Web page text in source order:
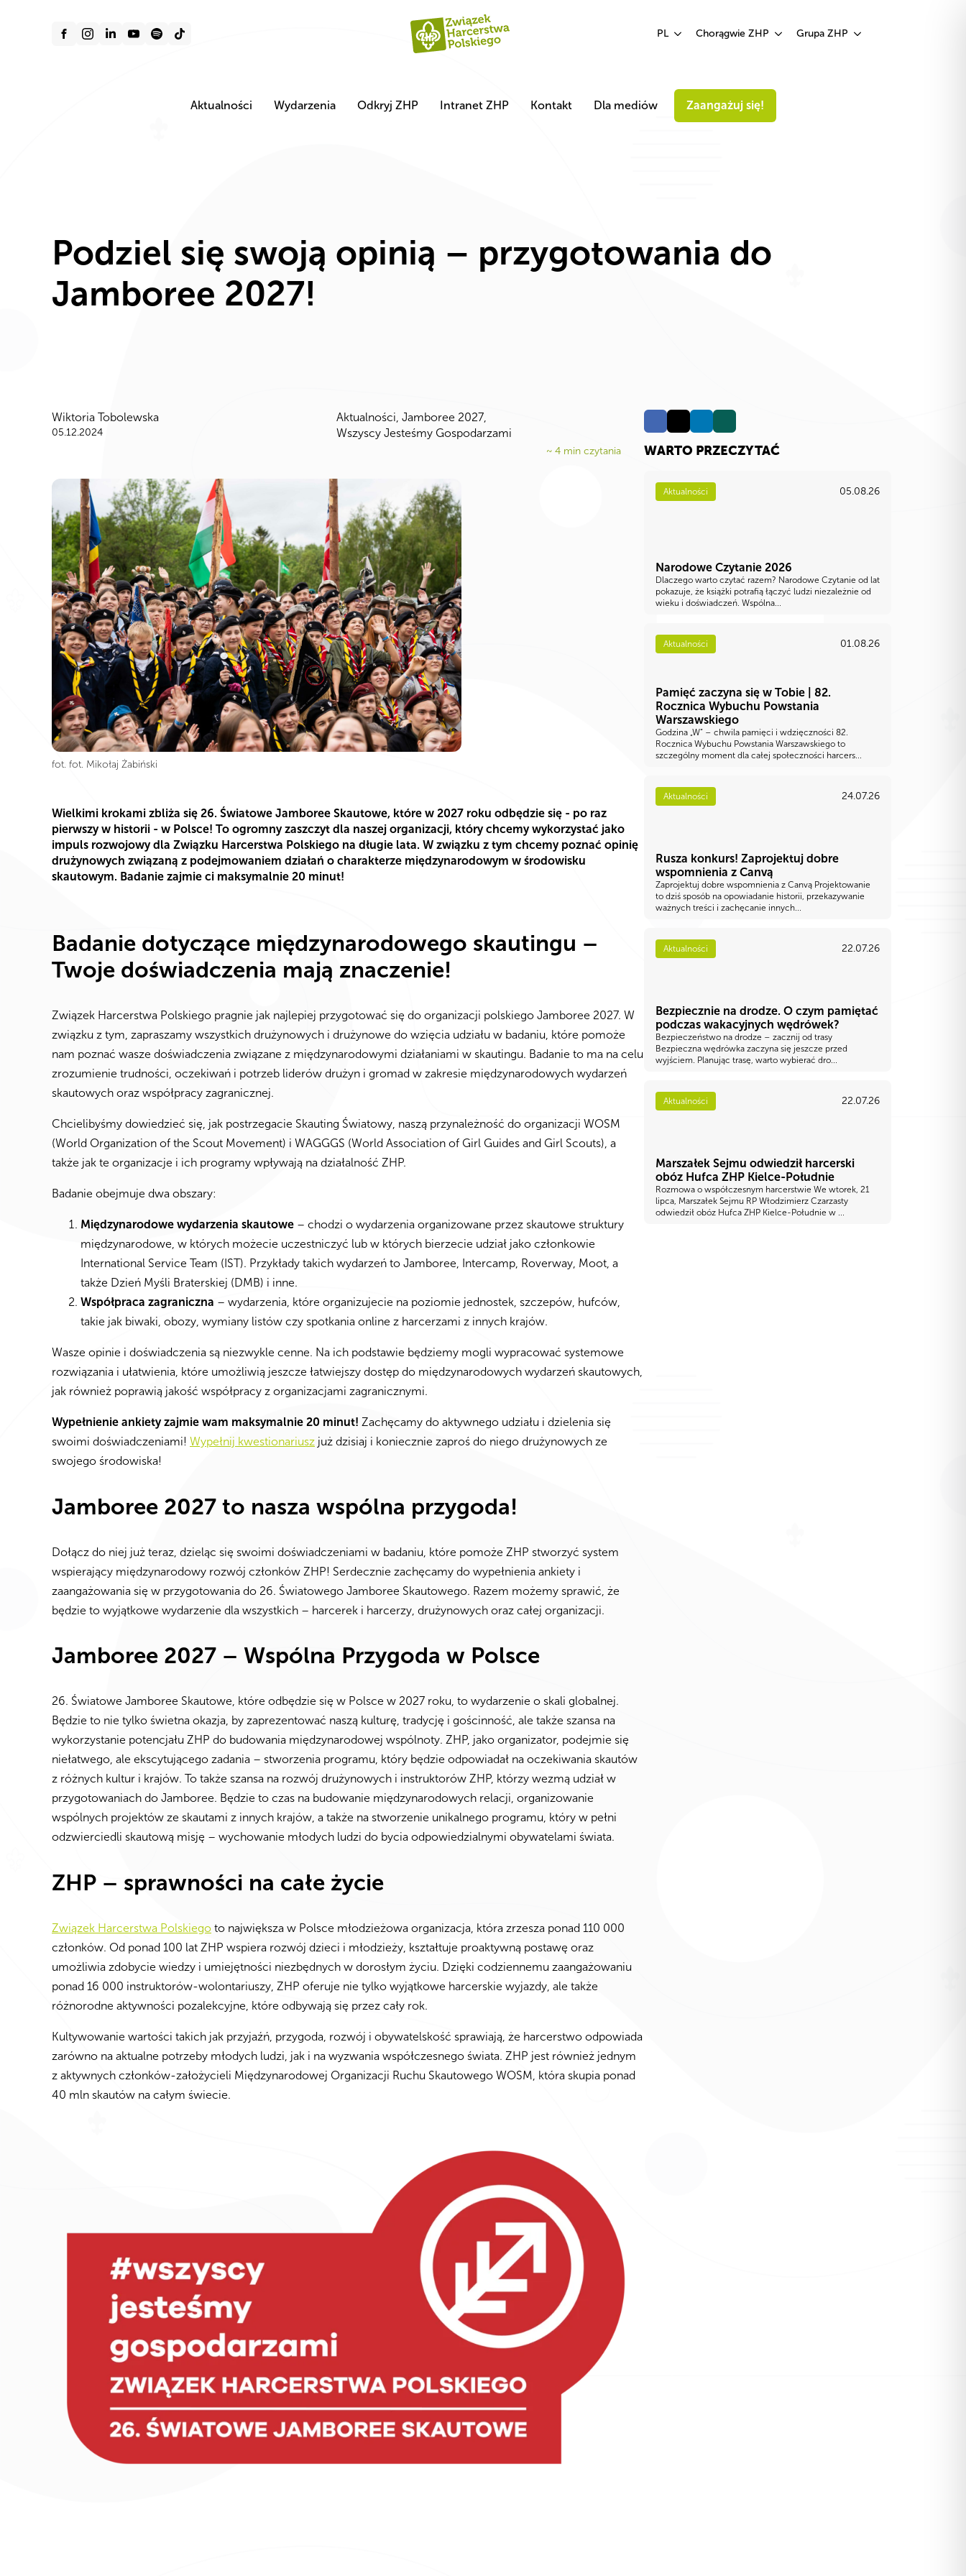
PL Chorągwie ZHP Grupa ZHP
Aktualności Wydarzenia Odkryj ZHP Intranet ZHP Kontakt Dla mediów Zaangażuj się!
Podziel się swoją opinią – przygotowania do
Jamboree 2027!
Wiktoria Tobolewska
05.12.2024
Aktualności, Jamboree 2027,
Wszyscy Jesteśmy Gospodarzami
~ 4 min czytania
fot. fot. Mikołaj Żabiński
Wielkimi krokami zbliża się 26. Światowe Jamboree Skautowe, które w 2027 roku odbędzie się - po raz
pierwszy w historii - w Polsce! To ogromny zaszczyt dla naszej organizacji, który chcemy wykorzystać jako
impuls rozwojowy dla Związku Harcerstwa Polskiego na długie lata. W związku z tym chcemy poznać opinię
drużynowych związaną z podejmowaniem działań o charakterze międzynarodowym w środowisku
skautowym. Badanie zajmie ci maksymalnie 20 minut!
Badanie dotyczące międzynarodowego skautingu –
Twoje doświadczenia mają znaczenie!
Związek Harcerstwa Polskiego pragnie jak najlepiej przygotować się do organizacji polskiego Jamboree 2027. W
związku z tym, zapraszamy wszystkich drużynowych i drużynowe do wzięcia udziału w badaniu, które pomoże
nam poznać wasze doświadczenia związane z międzynarodowymi działaniami w skautingu. Badanie to ma na celu
zrozumienie trudności, oczekiwań i potrzeb liderów drużyn i gromad w zakresie międzynarodowych wydarzeń
skautowych oraz współpracy zagranicznej.
Chcielibyśmy dowiedzieć się, jak postrzegacie Skauting Światowy, naszą przynależność do organizacji WOSM
(World Organization of the Scout Movement) i WAGGGS (World Association of Girl Guides and Girl Scouts), a
także jak te organizacje i ich programy wpływają na działalność ZHP.
Badanie obejmuje dwa obszary:
Międzynarodowe wydarzenia skautowe – chodzi o wydarzenia organizowane przez skautowe struktury
międzynarodowe, w których możecie uczestniczyć lub w których bierzecie udział jako członkowie
International Service Team (IST). Przykłady takich wydarzeń to Jamboree, Intercamp, Roverway, Moot, a
także Dzień Myśli Braterskiej (DMB) i inne.
Współpraca zagraniczna – wydarzenia, które organizujecie na poziomie jednostek, szczepów, hufców,
takie jak biwaki, obozy, wymiany listów czy spotkania online z harcerzami z innych krajów.
Wasze opinie i doświadczenia są niezwykle cenne. Na ich podstawie będziemy mogli wypracować systemowe
rozwiązania i ułatwienia, które umożliwią jeszcze łatwiejszy dostęp do międzynarodowych wydarzeń skautowych,
jak również poprawią jakość współpracy z organizacjami zagranicznymi.
Wypełnienie ankiety zajmie wam maksymalnie 20 minut! Zachęcamy do aktywnego udziału i dzielenia się
swoimi doświadczeniami! Wypełnij kwestionariusz już dzisiaj i koniecznie zaproś do niego drużynowych ze
swojego środowiska!
Jamboree 2027 to nasza wspólna przygoda!
Dołącz do niej już teraz, dzieląc się swoimi doświadczeniami w badaniu, które pomoże ZHP stworzyć system
wspierający międzynarodowy rozwój członków ZHP! Serdecznie zachęcamy do wypełnienia ankiety i
zaangażowania się w przygotowania do 26. Światowego Jamboree Skautowego. Razem możemy sprawić, że
będzie to wyjątkowe wydarzenie dla wszystkich – harcerek i harcerzy, drużynowych oraz całej organizacji.
Jamboree 2027 – Wspólna Przygoda w Polsce
26. Światowe Jamboree Skautowe, które odbędzie się w Polsce w 2027 roku, to wydarzenie o skali globalnej.
Będzie to nie tylko świetna okazja, by zaprezentować naszą kulturę, tradycję i gościnność, ale także szansa na
wykorzystanie potencjału ZHP do budowania międzynarodowej wspólnoty. ZHP, jako organizator, podejmie się
niełatwego, ale ekscytującego zadania – stworzenia programu, który będzie odpowiadał na oczekiwania skautów
z różnych kultur i krajów. To także szansa na rozwój drużynowych i instruktorów ZHP, którzy wezmą udział w
przygotowaniach do Jamboree. Będzie to czas na budowanie międzynarodowych relacji, organizowanie
wspólnych projektów ze skautami z innych krajów, a także na stworzenie unikalnego programu, który w pełni
odzwierciedli skautową misję – wychowanie młodych ludzi do bycia odpowiedzialnymi obywatelami świata.
ZHP – sprawności na całe życie
Związek Harcerstwa Polskiego to największa w Polsce młodzieżowa organizacja, która zrzesza ponad 110 000
członków. Od ponad 100 lat ZHP wspiera rozwój dzieci i młodzieży, kształtuje proaktywną postawę oraz
umożliwia zdobycie wiedzy i umiejętności niezbędnych w dorosłym życiu. Dzięki codziennemu zaangażowaniu
ponad 16 000 instruktorów-wolontariuszy, ZHP oferuje nie tylko wyjątkowe harcerskie wyjazdy, ale także
różnorodne aktywności pozalekcyjne, które odbywają się przez cały rok.
Kultywowanie wartości takich jak przyjaźń, przygoda, rozwój i obywatelskość sprawiają, że harcerstwo odpowiada
zarówno na aktualne potrzeby młodych ludzi, jak i na wyzwania współczesnego świata. ZHP jest również jednym
z aktywnych członków-założycieli Międzynarodowej Organizacji Ruchu Skautowego WOSM, która skupia ponad
40 mln skautów na całym świecie.
WARTO PRZECZYTAĆ
Aktualności 05.08.26
Narodowe Czytanie 2026
Dlaczego warto czytać razem? Narodowe Czytanie od lat
pokazuje, że książki potrafią łączyć ludzi niezależnie od
wieku i doświadczeń. Wspólna...
Aktualności 01.08.26
Pamięć zaczyna się w Tobie | 82.
Rocznica Wybuchu Powstania
Warszawskiego
Godzina „W” – chwila pamięci i wdzięczności 82.
Rocznica Wybuchu Powstania Warszawskiego to
szczególny moment dla całej społeczności harcers...
Aktualności 24.07.26
Rusza konkurs! Zaprojektuj dobre
wspomnienia z Canvą
Zaprojektuj dobre wspomnienia z Canvą Projektowanie
to dziś sposób na opowiadanie historii, przekazywanie
ważnych treści i zachęcanie innych...
Aktualności 22.07.26
Bezpiecznie na drodze. O czym pamiętać
podczas wakacyjnych wędrówek?
Bezpieczeństwo na drodze – zacznij od trasy
Bezpieczna wędrówka zaczyna się jeszcze przed
wyjściem. Planując trasę, warto wybierać dro...
Aktualności 22.07.26
Marszałek Sejmu odwiedził harcerski
obóz Hufca ZHP Kielce-Południe
Rozmowa o współczesnym harcerstwie We wtorek, 21
lipca, Marszałek Sejmu RP Włodzimierz Czarzasty
odwiedził obóz Hufca ZHP Kielce-Południe w ...